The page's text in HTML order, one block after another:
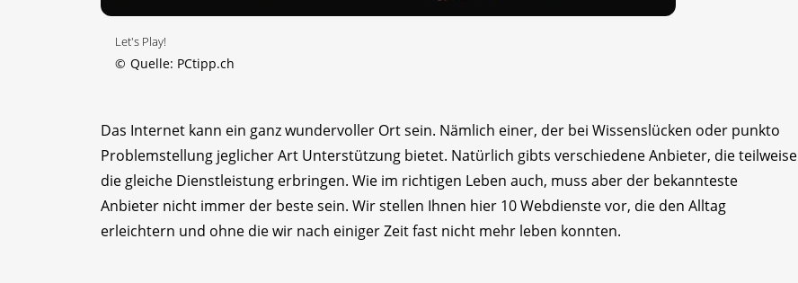
Let's Play!
© Quelle: PCtipp.ch
Das Internet kann ein ganz wundervoller Ort sein. Nämlich einer, der bei Wissenslücken oder punkto
Problemstellung jeglicher Art Unterstützung bietet. Natürlich gibts verschiedene Anbieter, die teilweise
die gleiche Dienstleistung erbringen. Wie im richtigen Leben auch, muss aber der bekannteste
Anbieter nicht immer der beste sein. Wir stellen Ihnen hier 10 Webdienste vor, die den Alltag
erleichtern und ohne die wir nach einiger Zeit fast nicht mehr leben konnten.